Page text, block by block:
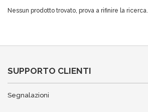
Nessun prodotto trovato, prova a rifinire la ricerca.
SUPPORTO CLIENTI
Segnalazioni